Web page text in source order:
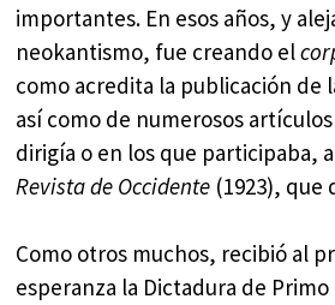
importantes. En esos años, y
neokantismo, fue creando el
como acredita la publicación de
así como de numerosos
dirigía o en los que participaba,
Revista de Occidente (1923), que
Como otros muchos, recibió al
esperanza la Dictadura de